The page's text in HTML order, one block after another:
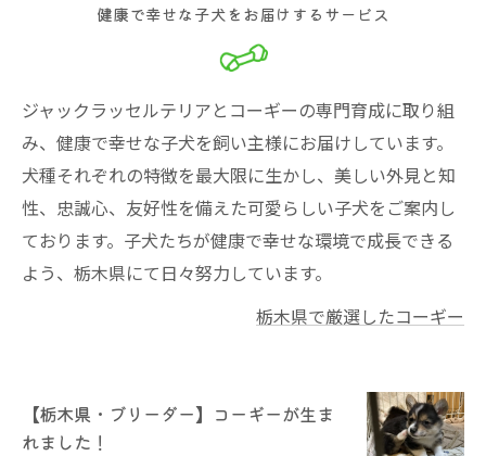
健康で幸せな子犬をお届けするサービス
ジャックラッセルテリアとコーギーの専門育成に取り組
み、健康で幸せな子犬を飼い主様にお届けしています。
犬種それぞれの特徴を最大限に生かし、美しい外見と知
性、忠誠心、友好性を備えた可愛らしい子犬をご案内し
ております。子犬たちが健康で幸せな環境で成長できる
よう、栃木県にて日々努力しています。
栃木県で厳選したコーギー
【栃木県・ブリーダー】コーギーが生ま
れました！